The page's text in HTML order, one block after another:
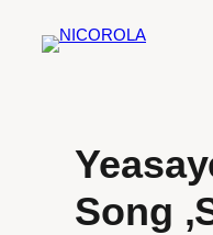
Inhalt
Song